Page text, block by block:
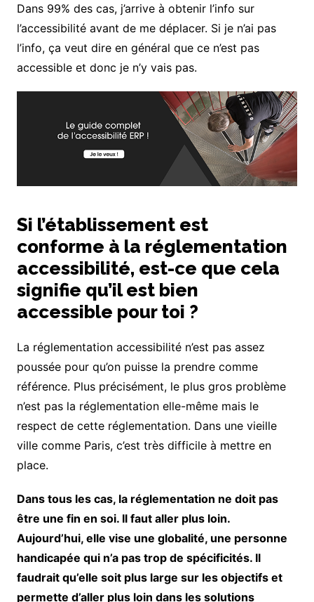
Dans 99% des cas, j’arrive à obtenir l’info sur
l’accessibilité avant de me déplacer. Si je n’ai pas
l’info, ça veut dire en général que ce n’est pas
accessible et donc je n’y vais pas.
Si l’établissement est
conforme à la réglementation
accessibilité, est-ce que cela
signifie qu’il est bien
accessible pour toi ?
La réglementation accessibilité n’est pas assez
poussée pour qu’on puisse la prendre comme
référence. Plus précisément, le plus gros problème
n’est pas la réglementation elle-même mais le
respect de cette réglementation. Dans une vieille
ville comme Paris, c’est très difficile à mettre en
place.
Dans tous les cas, la réglementation ne doit pas
être une fin en soi. Il faut aller plus loin.
Aujourd’hui, elle vise une globalité, une personne
handicapée qui n’a pas trop de spécificités. Il
faudrait qu’elle soit plus large sur les objectifs et
permette d’aller plus loin dans les solutions